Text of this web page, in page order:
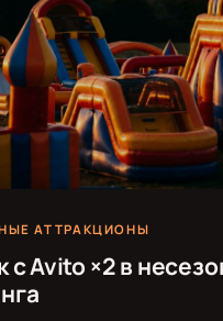
АТТРАКЦИОНЫ
с Avito ×2 в